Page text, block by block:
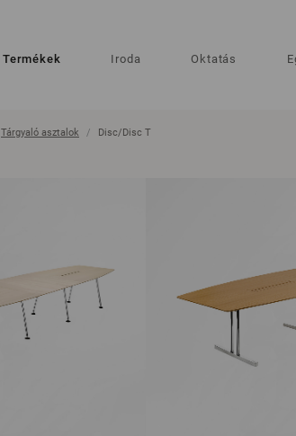
Termékek Iroda Oktatás
Tárgyaló asztalok Disc/Disc T